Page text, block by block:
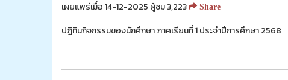
เผยแพร่เมื่อ 14-12-2025 ผู้ชม 3,223
Share
ปฏิทินกิจกรรมของนักศึกษา ภาคเรียนที่ 1 ประจำปีการศึกษา 2568